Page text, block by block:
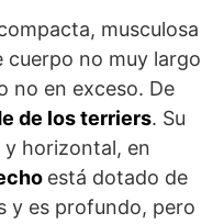
musculosa
no muy largo
no en exceso. De
de los terriers. Su
horizontal, en
está dotado de
y es profundo, pero